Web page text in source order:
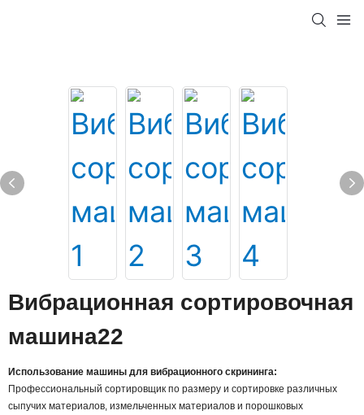
Вибрационная сортировочная
машина22
Использование машины для вибрационного скрининга:
Профессиональный сортировщик по размеру и сортировке различных
сыпучих материалов, измельченных материалов и порошковых